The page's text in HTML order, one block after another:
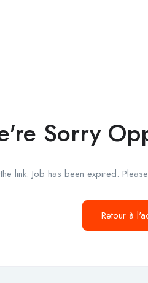
Sorry
link. Job has been expired.
Retour à